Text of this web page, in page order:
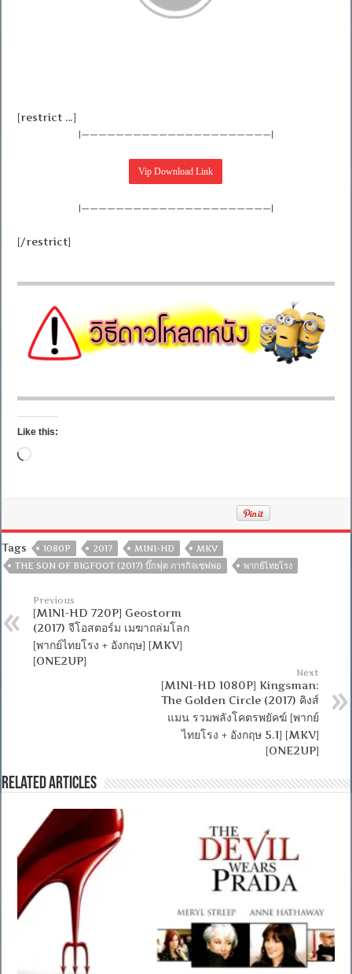
[restrict …]
|——————————————————————|
|——————————————————————|
[/restrict]
Like this:
Loading…
Tags 1080P 2017 MINI-HD
MKV
THE SON OF BIGFOOT (2017) บิ๊กฟุต ภารกิจเซฟพ่อ
พากย์ไทยโรง
Previous
[MINI-HD 720P] Geostorm
(2017) จีโอสตอร์ม เมฆาถล่มโลก
[พากย์ไทยโรง + อังกฤษ] [MKV]
[ONE2UP]
Next
[MINI-HD 1080P] Kingsman:
The Golden Circle (2017) คิงส์
แมน รวมพลังโคตรพยัคฆ์ [พากย์
ไทยโรง + อังกฤษ 5.1] [MKV]
[ONE2UP]
Related Articles